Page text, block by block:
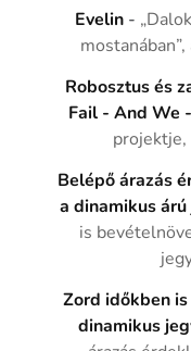
Evelin -
Robosztus és
Fail - And We
Belépő árazás
a dinamikus
is
Zord időkben
dinamikus